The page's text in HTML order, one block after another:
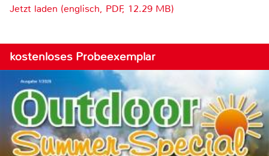
Jetzt laden (englisch, PDF, 12.29 MB)
kostenloses Probeexemplar